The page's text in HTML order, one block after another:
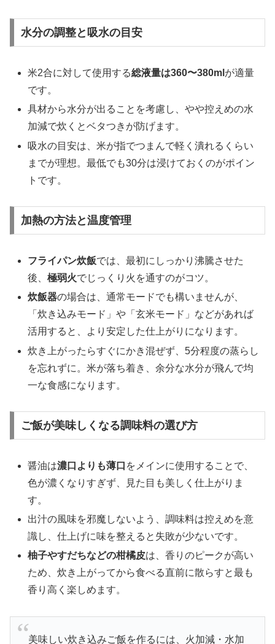
水分の調整と吸水の目安
米2合に対して使用する総液量は360〜380ml が適量
です。
具材から水分が出ることを考慮し、やや控えめの水
加減で炊くとベタつきが防げます。
吸水の目安は、米が指でつまんで軽く潰れるくらい
までが理想。最低でも30分は浸けておくのがポイン
トです。
加熱の方法と温度管理
フライパン炊飯では、最初にしっかり沸騰させた
後、極弱火でじっくり火を通すのがコツ。
炊飯器の場合は、通常モードでも構いませんが、
「炊き込みモード」や「玄米モード」などがあれば
活用すると、より安定した仕上がりになります。
炊き上がったらすぐにかき混ぜず、5分程度の蒸らし
を忘れずに。米が落ち着き、余分な水分が飛んで均
一な食感になります。
ご飯が美味しくなる調味料の選び方
醤油は濃口よりも薄口 をメインに使用することで、
色が濃くなりすぎず、見た目も美しく仕上がりま
す。
出汁の風味を邪魔しないよう、調味料は控えめを意
識し、仕上げに味を整えると失敗が少ないです。
柚子やすだちなどの柑橘皮は、香りのピークが高い
ため、炊き上がってから食べる直前に散らすと最も
香り高く楽しめます。
美味しい炊き込みご飯を作るには、火加減・水加